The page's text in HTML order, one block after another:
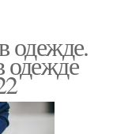
одежде.